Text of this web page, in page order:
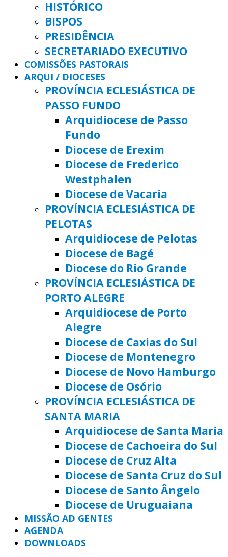
HISTÓRICO
BISPOS
PRESIDÊNCIA
SECRETARIADO EXECUTIVO
COMISSÕES PASTORAIS
ARQUI / DIOCESES
PROVÍNCIA ECLESIÁSTICA DE
PASSO FUNDO
Arquidiocese de Passo
Fundo
Diocese de Erexim
Diocese de Frederico
Westphalen
Diocese de Vacaria
PROVÍNCIA ECLESIÁSTICA DE
PELOTAS
Arquidiocese de Pelotas
Diocese de Bagé
Diocese do Rio Grande
PROVÍNCIA ECLESIÁSTICA DE
PORTO ALEGRE
Arquidiocese de Porto
Alegre
Diocese de Caxias do Sul
Diocese de Montenegro
Diocese de Novo Hamburgo
Diocese de Osório
PROVÍNCIA ECLESIÁSTICA DE
SANTA MARIA
Arquidiocese de Santa Maria
Diocese de Cachoeira do Sul
Diocese de Cruz Alta
Diocese de Santa Cruz do Sul
Diocese de Santo Ângelo
Diocese de Uruguaiana
MISSÃO AD GENTES
AGENDA
DOWNLOADS